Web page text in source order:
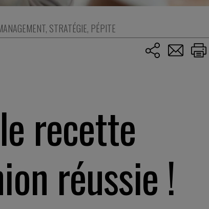
, STRATÉGIE, PÉPITE
recette
réussie !